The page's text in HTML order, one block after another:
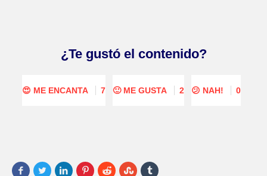
¿Te gustó el contenido?
😍 ME ENCANTA 7 🙂 ME GUSTA 2 😕 NAH! 0